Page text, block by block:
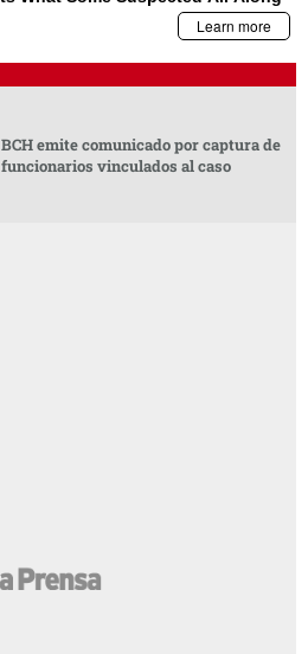
BCH emite comunicado por captura de
funcionarios vinculados al caso